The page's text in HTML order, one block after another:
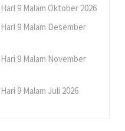
9 Malam Oktober 2026
9 Malam Desember
9 Malam November
9 Malam Juli 2026